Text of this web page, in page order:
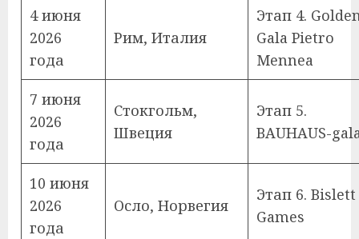
4 июня
2026
года
Рим, Италия
Этап 4.
Gala Pietro
Mennea
7 июня
2026
года
Стокгольм,
Швеция
Этап 5.
BAUHAUS-
10 июня
2026
года
Осло, Норвегия
Этап 6. Bislett
Games